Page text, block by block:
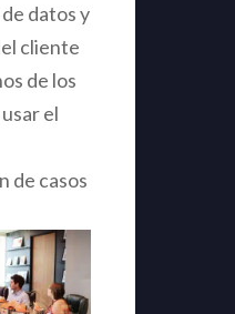
datos y
cliente
de los
el
de casos